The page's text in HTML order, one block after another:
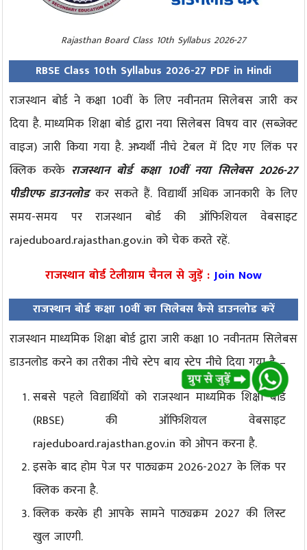
Rajasthan Board Class 10th Syllabus 2026-27
RBSE Class 10th Syllabus 2026-27 PDF in Hindi
राजस्थान बोर्ड ने कक्षा 10वीं के लिए नवीनतम सिलेबस जारी कर
दिया है. माध्यमिक शिक्षा बोर्ड द्वारा नया सिलेबस विषय वार (सब्जेक्ट
वाइज) जारी किया गया है. अभ्यर्थी नीचे टेबल में दिए गए लिंक पर
क्लिक करके राजस्थान बोर्ड कक्षा 10वीं नया सिलेबस 2026-27
पीडीएफ डाउनलोडकर सकते हैं. विद्यार्थी अधिक जानकारी के लिए
समय-समय पर राजस्थान बोर्ड की ऑफिशियल वेबसाइट
rajeduboard.rajasthan.gov.in को चेक करते रहें.
राजस्थान बोर्ड टेलीग्राम चैनल से जुड़ें : Join Now
राजस्थान बोर्ड कक्षा 10वीं का सिलेबस कैसे डाउनलोड करें
राजस्थान माध्यमिक शिक्षा बोर्ड द्वारा जारी कक्षा 10 नवीनतम सिलेबस
डाउनलोड करने का तरीका नीचे स्टेप बाय स्टेप नीचे दिया गया है –
सबसे पहले विद्यार्थियों को राजस्थान माध्यमिक शिक्षा बोर्ड
(RBSE) की ऑफिशियल वेबसाइट
rajeduboard.rajasthan.gov.in को ओपन करना है.
इसके बाद होम पेज पर पाठ्यक्रम 2026-2027 के लिंक पर
क्लिक करना है.
क्लिक करके ही आपके सामने पाठ्यक्रम 2027 की लिस्ट
खुल जाएगी.